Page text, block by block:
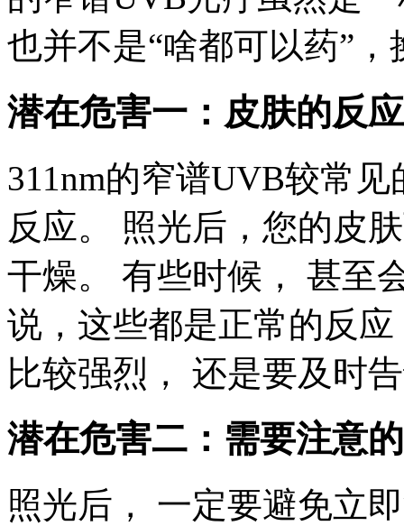
也并不是“啥都可以药”
潜在危害一：皮肤的反应
311nm的窄谱UVB较常
反应。 照光后，您的皮
干燥。 有些时候， 甚至
说，这些都是正常的反
比较强烈， 还是要及时
潜在危害二：需要注意
照光后， 一定要避免立